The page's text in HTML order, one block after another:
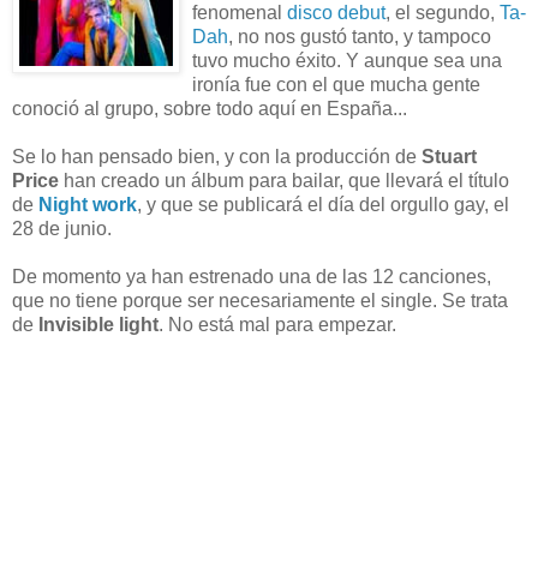
fenomenal disco debut, el segundo, Ta-
Dah, no nos gustó tanto, y tampoco
tuvo mucho éxito. Y aunque sea una
ironía fue con el que mucha gente
conoció al grupo, sobre todo aquí en España...
Se lo han pensado bien, y con la producción de Stuart
Price han creado un álbum para bailar, que llevará el título
de Night work, y que se publicará el día del orgullo gay, el
28 de junio.
De momento ya han estrenado una de las 12 canciones,
que no tiene porque ser necesariamente el single. Se trata
de Invisible light. No está mal para empezar.